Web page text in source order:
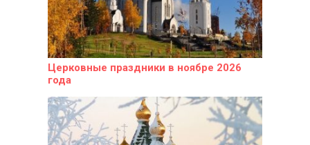
Церковные праздники в ноябре 2026
года